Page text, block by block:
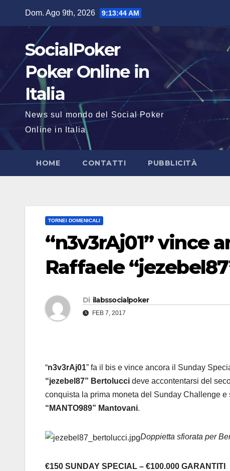
Dom. Ago 9th, 2026 9:13:45 AM
SocialPoker
Poker Online in
Italia
News sul mondo del Social Poker
Online in Italia
HOME CONTATTI PUBBLICITÀ
TORNEI DOMENICALI
“n3v3rAj01” vince
Raffaele
Di ilabssocialpoker
FEB 7, 2017
“n3v3rAj01” fa il bis e vince ancora il Sunday
“jezebel87” Bertolucci deve accontentarsi del
conquista la prima moneta del Sunday Challenge e
“MANTO989” Mantovani.
Doppietta sfiorata per
€150 SUNDAY SPECIAL – €100.000 GARANTITI